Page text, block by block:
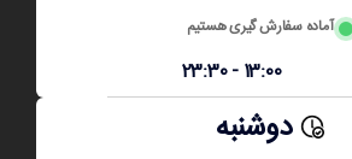
آماده سفارش گیری هستیم
13:00 - 23:30
دوشنبه